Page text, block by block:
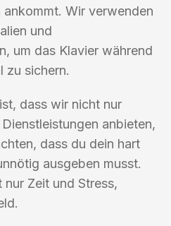
Wir verwenden
und
um das Klavier während
zu sichern.
dass wir nicht nur
anbieten,
dass du dein hart
ausgeben musst.
Zeit und Stress,